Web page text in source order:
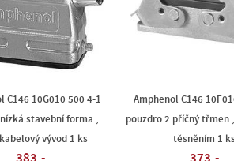
C146 10G010 500 4-1
stavební forma ,
vývod 1 ks
Amphenol C146
pouzdro 2 příčný třmen
těsněním 1